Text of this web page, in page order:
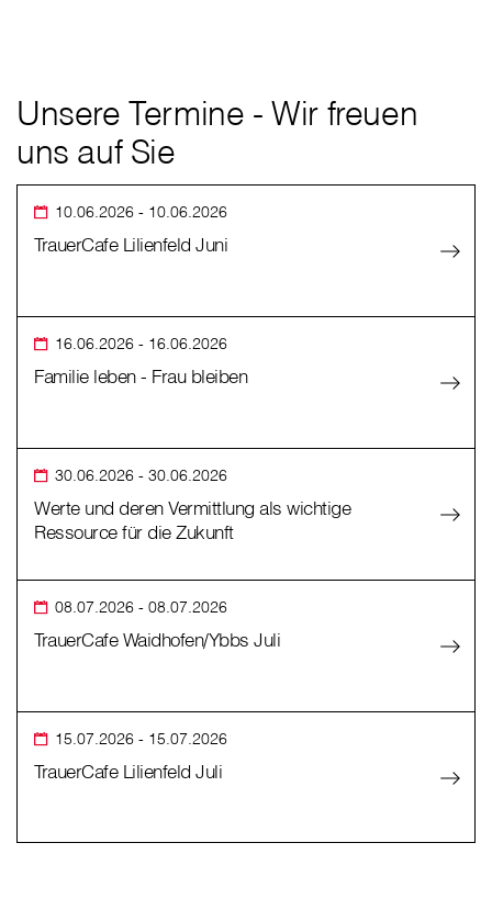
Unsere Termine - Wir freuen
uns auf Sie
10.06.2026 - 10.06.2026
TrauerCafe Lilienfeld Juni
16.06.2026 - 16.06.2026
Familie leben - Frau bleiben
30.06.2026 - 30.06.2026
Werte und deren Vermittlung als wichtige
Ressource für die Zukunft
08.07.2026 - 08.07.2026
TrauerCafe Waidhofen/Ybbs Juli
15.07.2026 - 15.07.2026
TrauerCafe Lilienfeld Juli